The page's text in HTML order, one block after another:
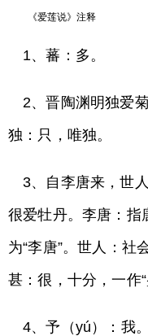
《爱莲说》注释
1、蕃：多。
2、晋陶渊明独爱
独：只，唯独。
3、自李唐来，世
很爱牡丹。李唐：指
为“李唐”。世人：社
甚：很，十分，一作“
4、予（yú）：我。